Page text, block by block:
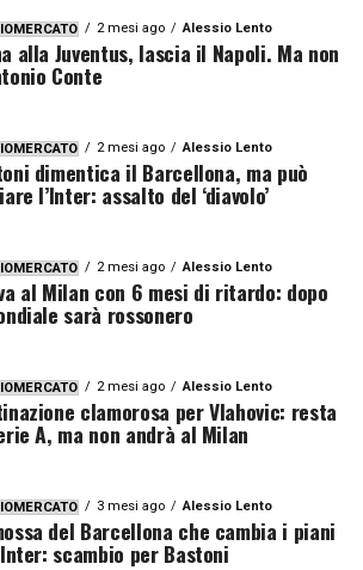
2 mesi ago Alessio Lento
alla Juventus, lascia il Napoli. Ma non
Conte
2 mesi ago Alessio Lento
dimentica il Barcellona, ma può
l’Inter: assalto del ‘diavolo’
2 mesi ago Alessio Lento
al Milan con 6 mesi di ritardo: dopo
sarà rossonero
2 mesi ago Alessio Lento
clamorosa per Vlahovic: resta
A, ma non andrà al Milan
3 mesi ago Alessio Lento
del Barcellona che cambia i piani
scambio per Bastoni